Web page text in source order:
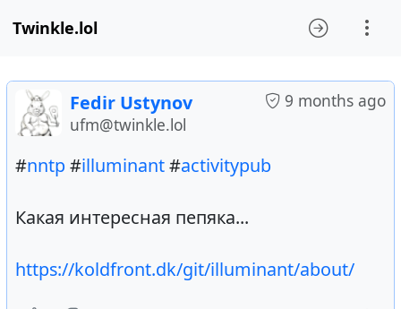
Twinkle.lol
9 months ago
Fedir Ustynov
ufm@twinkle.lol
#nntp #illuminant#activitypub
Какая интересная пепяка...
https://koldfront.dk/git/illuminant/about/